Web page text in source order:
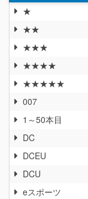
★
★★
★★★
★★★★
★★★★★
007
1～50本目
DC
DCEU
DCU
eスポーツ